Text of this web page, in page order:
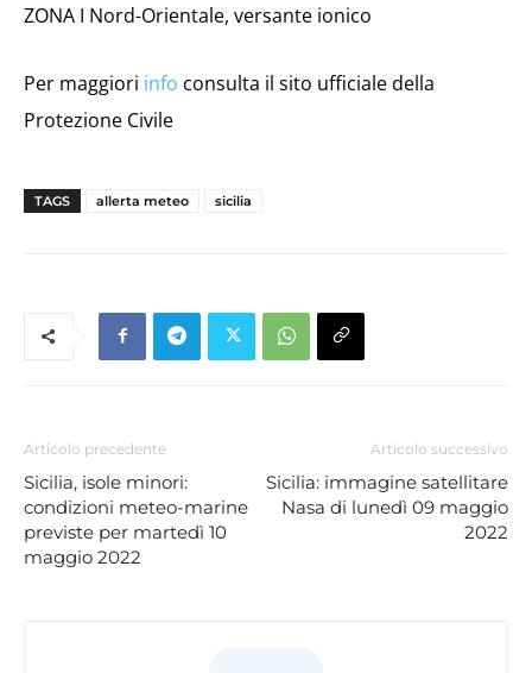
ZONA I Nord-Orientale, versante ionico
Per maggiori info consulta il sito ufficiale della
Protezione Civile
TAGS allerta meteo sicilia
Articolo precedente
Sicilia, isole minori:
condizioni meteo-marine
previste per martedì 10
maggio 2022
Articolo successivo
Sicilia: immagine satellitare
Nasa di lunedì 09 maggio
2022